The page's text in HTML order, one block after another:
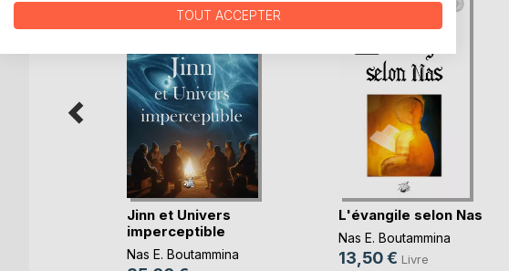
Jinn et Univers
imperceptible
Nas E. Boutammina
L'évangile selon Nas
Nas E. Boutammina
13,50 € Livre
TOUT ACCEPTER